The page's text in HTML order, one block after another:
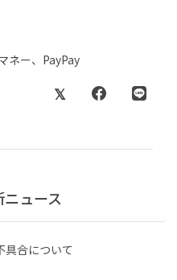
ネー、PayPay
ュース
具合について